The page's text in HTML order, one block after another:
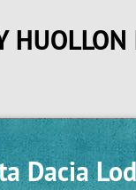
Dacia